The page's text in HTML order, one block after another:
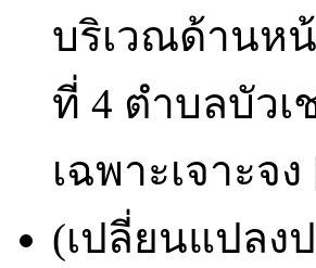
บริเวณด้านห
ที่ 4 ตำบลบัวเ
เฉพาะเจาะจ
(เปลี่ยนแปลง